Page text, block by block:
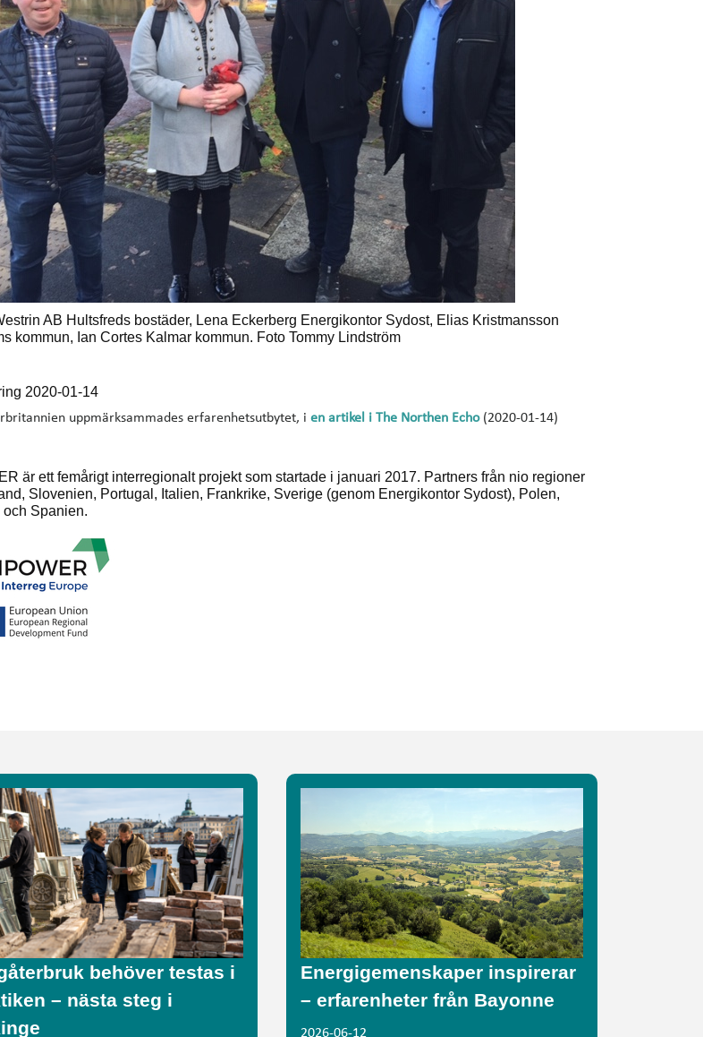
AB Hultsfreds bostäder, Lena Eckerberg Energikontor Sydost, Elias Kristmansson
kommun, Ian Cortes Kalmar kommun. Foto Tommy Lindström
2020-01-14
uppmärksammades erfarenhetsutbytet, i en artikel i The Northen Echo(2020-01-14)
är ett femårigt interregionalt projekt som startade i januari 2017. Partners från nio regioner
Slovenien, Portugal, Italien, Frankrike, Sverige (genom Energikontor Sydost), Polen,
och Spanien.
behöver testas i
– nästa steg i
Energigemenskaper inspirerar
– erfarenheter från Bayonne
2026-06-12